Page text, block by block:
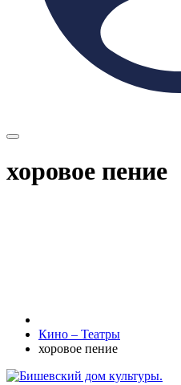
хоровое пение
Кино – Театры
хоровое пение